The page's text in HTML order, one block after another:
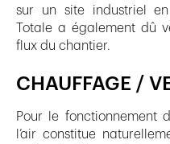
sur un site industriel en
Totale a également dû
flux du chantier.
CHAUFFAGE /
Pour le fonctionnement
l’air constitue